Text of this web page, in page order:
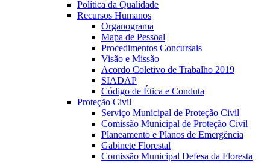
Política da Qualidade
Recursos Humanos
Organograma
Mapa de Pessoal
Procedimentos Concursais
Visão e Missão
Acordo Coletivo de Trabalho 2019
SIADAP
Código de Ética e Conduta
Proteção Civil
Serviço Municipal de Proteção Civil
Comissão Municipal de Proteção Civil
Planeamento e Planos de Emergência
Gabinete Florestal
Comissão Municipal Defesa da Floresta